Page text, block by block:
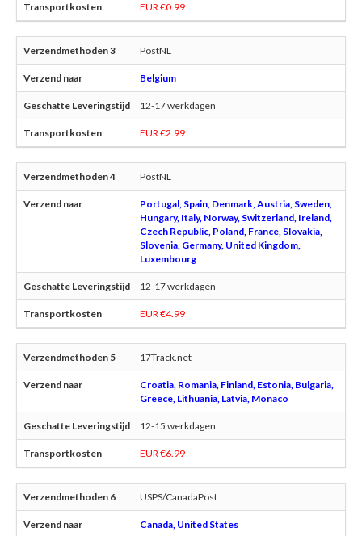
EUR €0.99
PostNL
Belgium
12-17 werkdagen
EUR €2.99
PostNL
Portugal, Spain, Denmark, Austria, Sweden,
Hungary, Italy, Norway, Switzerland, Ireland,
Czech Republic, Poland, France, Slovakia,
Slovenia, Germany, United Kingdom,
Luxembourg
12-17 werkdagen
EUR €4.99
17Track.net
Croatia, Romania, Finland, Estonia, Bulgaria,
Greece, Lithuania, Latvia, Monaco
12-15 werkdagen
EUR €6.99
USPS/CanadaPost
Canada, United States